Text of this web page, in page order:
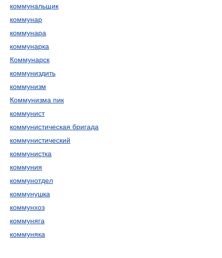
коммунальщик
коммунар
коммунара
коммунарка
Коммунарск
коммуниздить
коммунизм
Коммунизма пик
коммунист
коммунистическая бригада
коммунистический
коммунистка
коммуния
коммунотдел
коммунушка
коммунхоз
коммуняга
коммуняка